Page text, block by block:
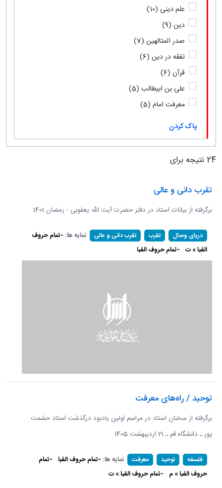
علم دینی (10)
دین (9)
صدر المتالهین (7)
تفقه در دین (6)
قرآن (6)
علی بن ابیطالب (5)
معرفت امام (5)
پاک کردن
24 نتیجه برای
تقرب دانی و عالی
برگرفته از بیانات استاد در دفتر حضرت آیت الله یعقوبی - رمضان 1401
دریای وصال تقرب تقرب دانی و عالی نمایه ها: -تمام حروف
الفبا » ت -تمام حروف الفبا
توحید / راه‌های معرفت
برگرفته از سخنان استاد در مراسم اولین یادبود درگذشت استاد حشمت
پور ـ دانشگاه قم ـ 21 اردیبهشت 1405 ​​​​​​​
فلسفه توحید معرفت نمایه ها: -تمام حروف الفبا -تمام
حروف الفبا » م -تمام حروف الفبا » ت